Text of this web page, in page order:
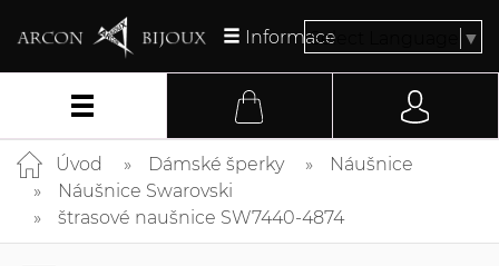
InformaceSelect Language ▼
Úvod Dámské šperky
Náušnice
Náušnice Swarovski
štrasové naušnice SW7440-4874